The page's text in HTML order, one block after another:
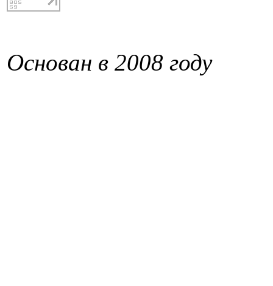
Основан в 2008 году